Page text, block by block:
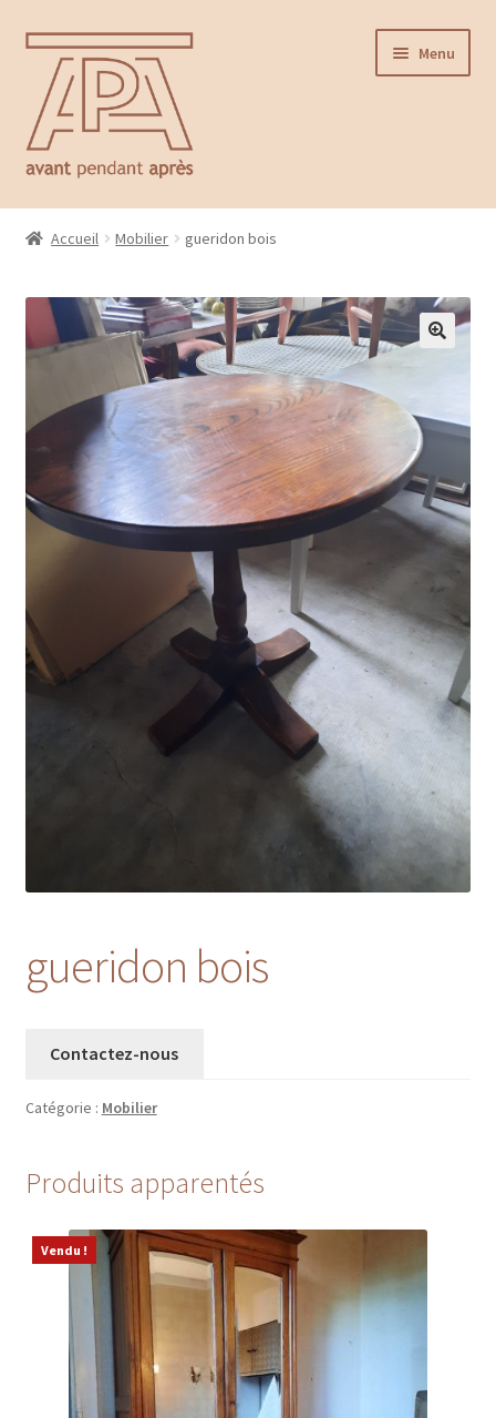
Aller
navigation
Aller
contenu
Menu
Accueil
menu
enfant
Contact
Accueil Mobilier gueridon bois
gueridon bois
Contactez-nous
Catégorie : Mobilier
Produits apparentés
Vendu !